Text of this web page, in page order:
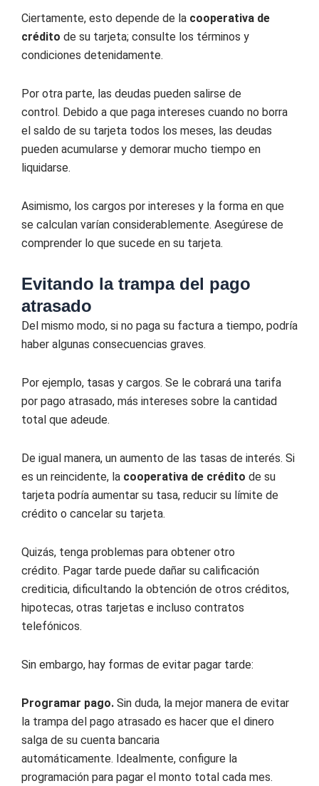
Ciertamente, esto depende de la cooperativa de
crédito de su tarjeta; consulte los términos y
condiciones detenidamente.
Por otra parte, las deudas pueden salirse de
control. Debido a que paga intereses cuando no borra
el saldo de su tarjeta todos los meses, las deudas
pueden acumularse y demorar mucho tiempo en
liquidarse.
Asimismo, los cargos por intereses y la forma en que
se calculan varían considerablemente. Asegúrese de
comprender lo que sucede en su tarjeta.
Evitando la trampa del pago
atrasado
Del mismo modo, si no paga su factura a tiempo, podría
haber algunas consecuencias graves.
Por ejemplo, tasas y cargos. Se le cobrará una tarifa
por pago atrasado, más intereses sobre la cantidad
total que adeude.
De igual manera, un aumento de las tasas de interés. Si
es un reincidente, la cooperativa de crédito de su
tarjeta podría aumentar su tasa, reducir su límite de
crédito o cancelar su tarjeta.
Quizás, tenga problemas para obtener otro
crédito. Pagar tarde puede dañar su calificación
crediticia, dificultando la obtención de otros créditos,
hipotecas, otras tarjetas e incluso contratos
telefónicos.
Sin embargo, hay formas de evitar pagar tarde:
Programar pago. Sin duda, la mejor manera de evitar
la trampa del pago atrasado es hacer que el dinero
salga de su cuenta bancaria
automáticamente. Idealmente, configure la
programación para pagar el monto total cada mes.